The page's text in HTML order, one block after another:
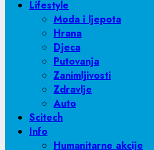
Lifestyle
Moda i ljepota
Hrana
Djeca
Putovanja
Zanimljivosti
Zdravlje
Auto
Scitech
Info
Humanitarne akcije